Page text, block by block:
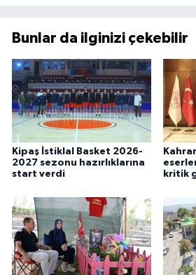
Bunlar da ilginizi çekebilir
Kipaş İstiklal Basket 2026-
2027 sezonu hazırlıklarına
start verdi
kritik